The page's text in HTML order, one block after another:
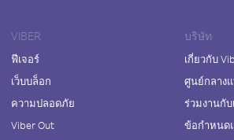
VIBER
ฟีเจอร์
เว็บบล็อก
ความปลอดภัย
Viber Out
บริษัท
เกี่ยวกับ
ศูนย์กลาง
ร่วมงานกับ
ข้อกำหนด